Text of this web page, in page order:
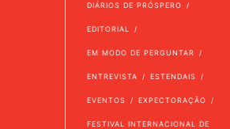
DIÁRIOS DE PRÓSPERO
EDITORIAL
EM MODO DE PERGUNTAR
ENTREVISTA ESTENDAIS
EVENTOS EXPECTORAÇÃO
FESTIVAL INTERNACIONAL DE